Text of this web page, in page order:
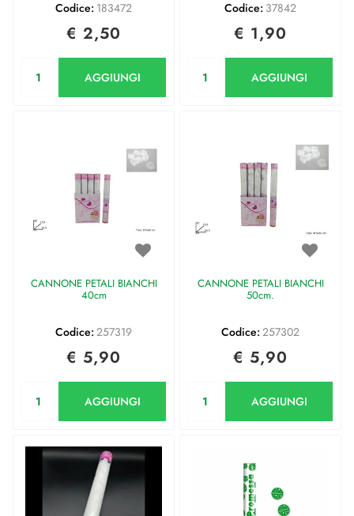
Codice: 183472
€ 2,50
AGGIUNGI
Codice: 37842
€ 1,90
AGGIUNGI
CANNONE PETALI BIANCHI
40cm
Codice: 257319
€ 5,90
AGGIUNGI
CANNONE PETALI BIANCHI
50cm.
Codice: 257302
€ 5,90
AGGIUNGI